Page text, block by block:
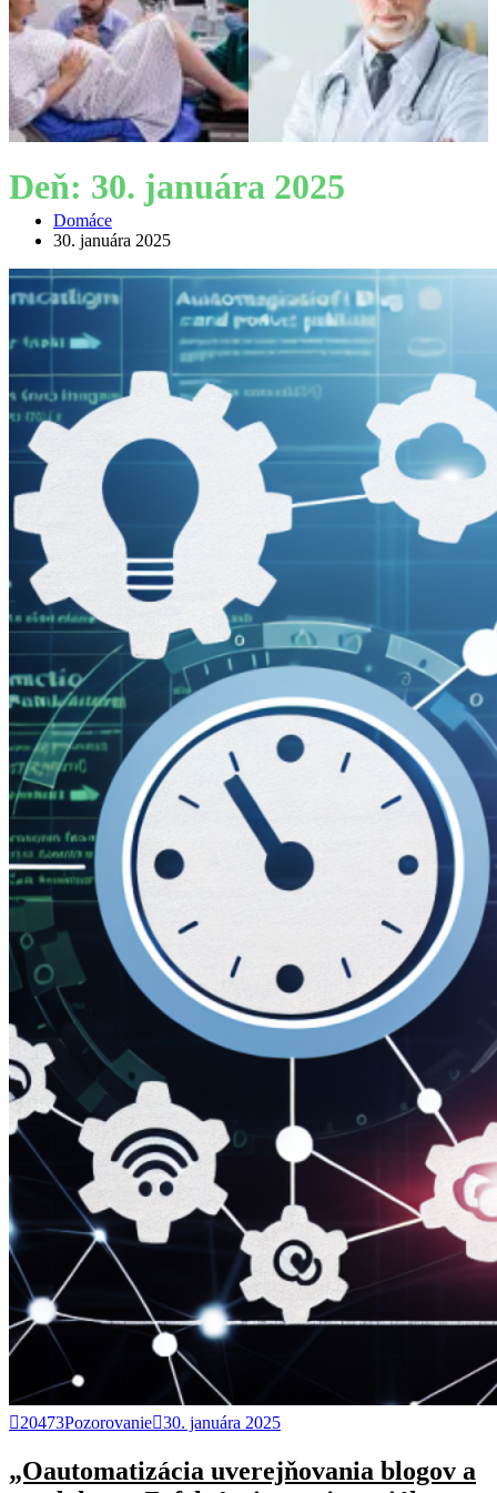
Deň: 30. januára 2025
Domáce
30. januára 2025
20473Pozorovanie 30. januára 2025
„Oautomatizácia uverejňovania blogov a